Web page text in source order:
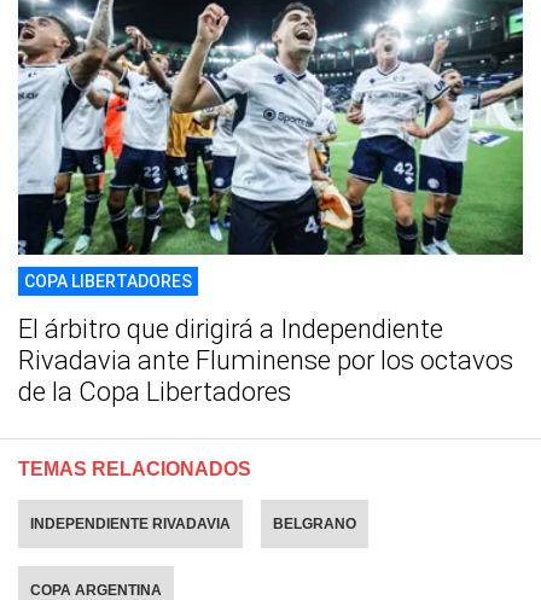
COPA LIBERTADORES
El árbitro que dirigirá a Independiente
Rivadavia ante Fluminense por los octavos
de la Copa Libertadores
TEMAS RELACIONADOS
INDEPENDIENTE RIVADAVIA BELGRANO
COPA ARGENTINA